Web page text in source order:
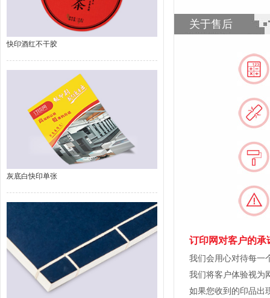
快印酒红不干胶
灰底白快印单张
关于售后
订印网对客户的承
我们会用心对待每一
我们将客户体验视为
如果您收到的印品出